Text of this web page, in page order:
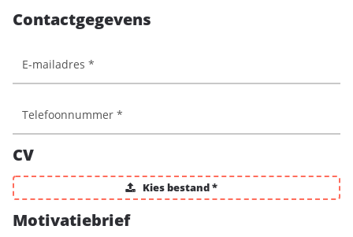
Contactgegevens
CV
Kies bestand *
Motivatiebrief